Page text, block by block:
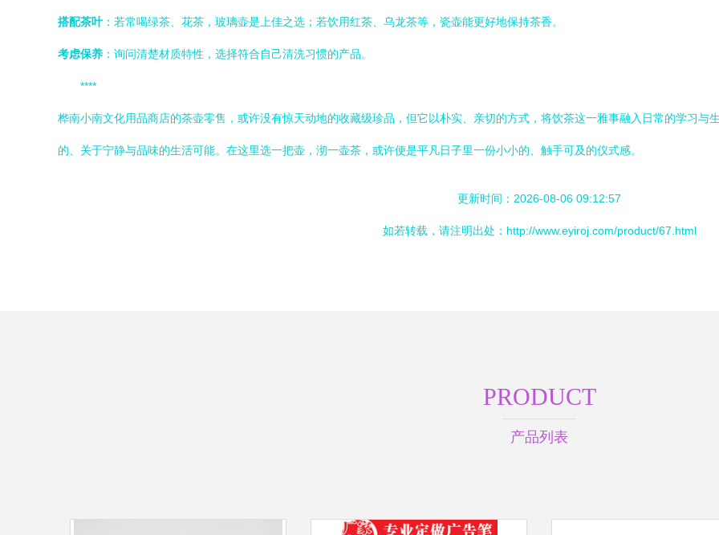
搭配茶叶：若常喝绿茶、花茶，玻璃壶是上佳之选；若饮用红茶、乌龙茶等，瓷壶能更好地保持茶香。
考虑保养 ：询问清楚材质特性，选择符合自己清洗习惯的产品。
****
桦南小南文化用品商店的茶壶零售，或许没有惊天动地的收藏级珍品，但它以朴实、亲切的方式，将饮茶这一雅事融入日常的学习与
的、关于宁静与品味的生活可能。在这里选一把壶，沏一壶茶，或许便是平凡日子里一份小小的、触手可及的仪式感。
更新时间：2026-08-06 09:12:57
如若转载，请注明出处：http://www.eyiroj.com/product/67.html
PRODUCT
产品列表